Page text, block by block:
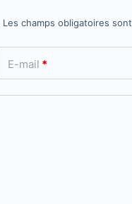
Les champs obligatoires
E-mail *